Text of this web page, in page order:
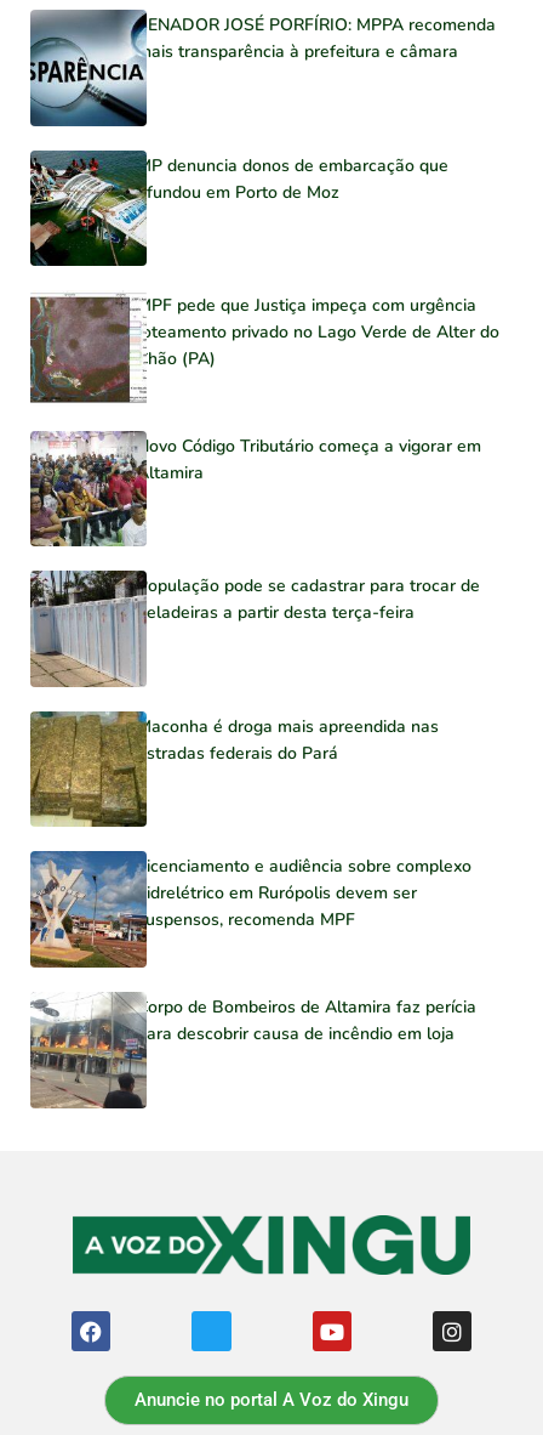
SENADOR JOSÉ PORFÍRIO: MPPA recomenda
mais transparência à prefeitura e câmara
MP denuncia donos de embarcação que
afundou em Porto de Moz
MPF pede que Justiça impeça com urgência
loteamento privado no Lago Verde de Alter do
Chão (PA)
Novo Código Tributário começa a vigorar em
Altamira
População pode se cadastrar para trocar de
geladeiras a partir desta terça-feira
Maconha é droga mais apreendida nas
estradas federais do Pará
Licenciamento e audiência sobre complexo
hidrelétrico em Rurópolis devem ser
suspensos, recomenda MPF
Corpo de Bombeiros de Altamira faz perícia
para descobrir causa de incêndio em loja
Anuncie no portal A Voz do Xingu